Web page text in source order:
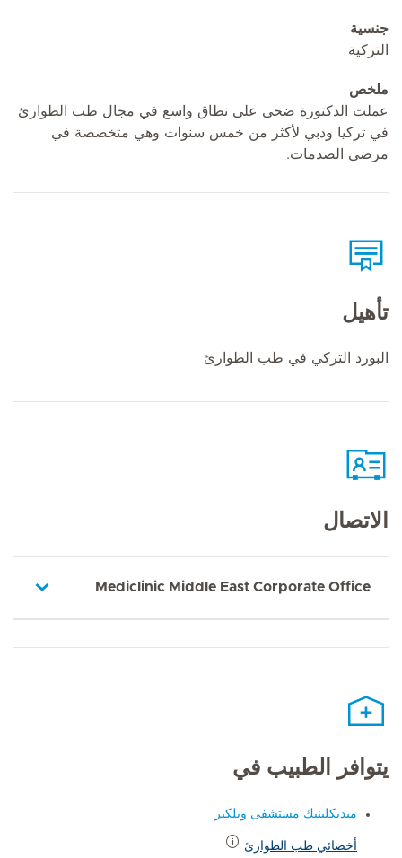
جنسية
التركية
ملخص
عملت الدكتورة ضحى على نطاق واسع في مجال طب الطوارئ
في تركيا ودبي لأكثر من خمس سنوات وهي متخصصة في
مرضى الصدمات.
تأهيل
البورد التركي في طب الطوارئ
الاتصال
Mediclinic Middle East Corporate Office
يتوافر الطبيب في
ميديكلينيك مستشفى ويلكير
أخصائي طب الطوارئ